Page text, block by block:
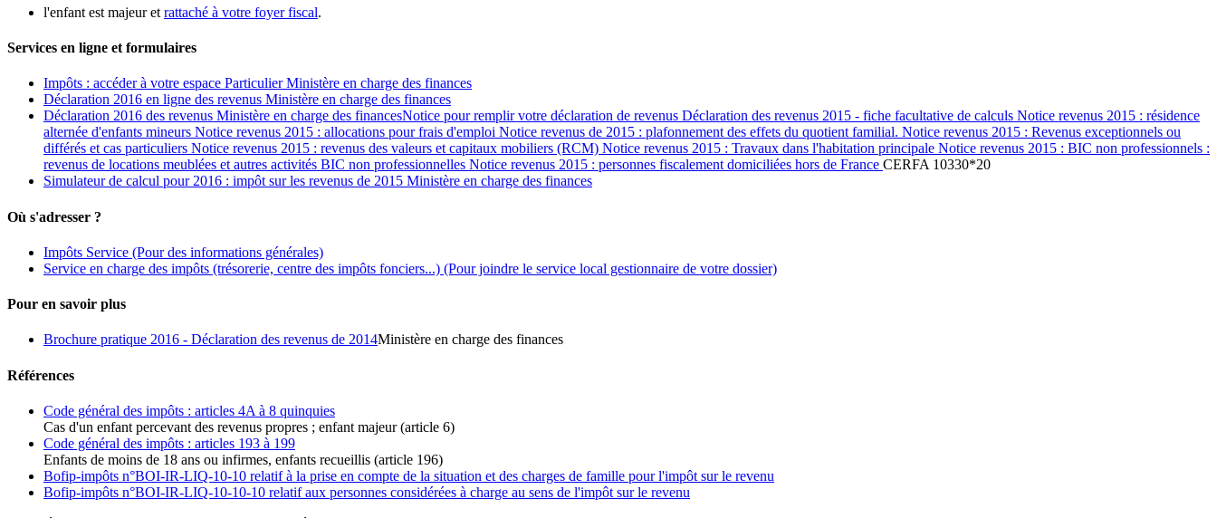
l'enfant est majeur et rattaché à votre foyer fiscal.
Services en ligne et formulaires
Impôts : accéder à votre espace Particulier Ministère en charge des finances
Déclaration 2016 en ligne des revenus Ministère en charge des finances
Déclaration 2016 des revenus Ministère en charge des financesNotice pour remplir votre déclaration de revenus Déclaration des revenus 2015 - fiche facultative de calculs Notice revenus 2015 : résidence
alternée d'enfants mineurs Notice revenus 2015 : allocations pour frais d'emploi Notice revenus de 2015 : plafonnement des effets du quotient familial. Notice revenus 2015 : Revenus exceptionnels ou
différés et cas particuliers Notice revenus 2015 : revenus des valeurs et capitaux mobiliers (RCM) Notice revenus 2015 : Travaux dans l'habitation principale Notice revenus 2015 : BIC non professionnels :
revenus de locations meublées et autres activités BIC non professionnelles Notice revenus 2015 : personnes fiscalement domiciliées hors de France CERFA 10330*20
Simulateur de calcul pour 2016 : impôt sur les revenus de 2015 Ministère en charge des finances
Où s'adresser ?
Impôts Service (Pour des informations générales)
Service en charge des impôts (trésorerie, centre des impôts fonciers...) (Pour joindre le service local gestionnaire de votre dossier)
Pour en savoir plus
Brochure pratique 2016 - Déclaration des revenus de 2014Ministère en charge des finances
Références
Code général des impôts : articles 4A à 8 quinquies
Cas d'un enfant percevant des revenus propres ; enfant majeur (article 6)
Code général des impôts : articles 193 à 199
Enfants de moins de 18 ans ou infirmes, enfants recueillis (article 196)
Bofip-impôts n°BOI-IR-LIQ-10-10 relatif à la prise en compte de la situation et des charges de famille pour l'impôt sur le revenu
Bofip-impôts n°BOI-IR-LIQ-10-10-10 relatif aux personnes considérées à charge au sens de l'impôt sur le revenu